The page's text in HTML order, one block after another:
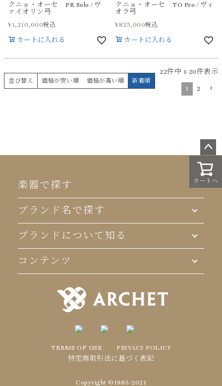
クニョ・オーセ PE Solo / ヴ
ァイオリン弓
¥1,210,000税込
カートに入れる
クニョ・オーセ TO Pro / ヴィ
オラ弓
¥825,000税込
カートに入れる
並び替え 価格が安い順 価格が高い順 新着順
22件中 1-20件表示
1 2
カートへ
ペー
ジト
ップ
楽器で探す
ブランド名で探す
ブランドについて知る
コンテンツ
TERMS OF USE
PRIVACY POLICY
特定商取引法に基づく表記
Copyright ©1983-2021